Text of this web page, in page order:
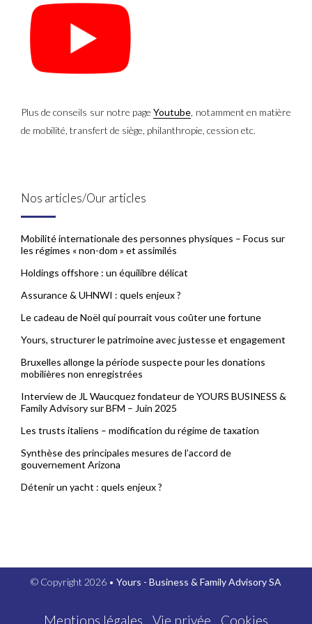
Plus de conseils sur notre pageYoutube, notamment en matière
de mobilité, transfert de siège, philanthropie, cession etc.
Nos articles/Our articles
Mobilité internationale des personnes physiques – Focus sur
les régimes « non-dom » et assimilés
Holdings offshore : un équilibre délicat
Assurance & UHNWI : quels enjeux ?
Le cadeau de Noël qui pourrait vous coûter une fortune
Yours, structurer le patrimoine avec justesse et engagement
Bruxelles allonge la période suspecte pour les donations
mobilières non enregistrées
Interview de JL Waucquez fondateur de YOURS BUSINESS &
Family Advisory sur BFM – Juin 2025
Les trusts italiens – modification du régime de taxation
Synthèse des principales mesures de l’accord de
gouvernement Arizona
Détenir un yacht : quels enjeux ?
© Copyright 2026 • Yours - Business & Family Advisory SA
Mentions légales Vie privée Cookies